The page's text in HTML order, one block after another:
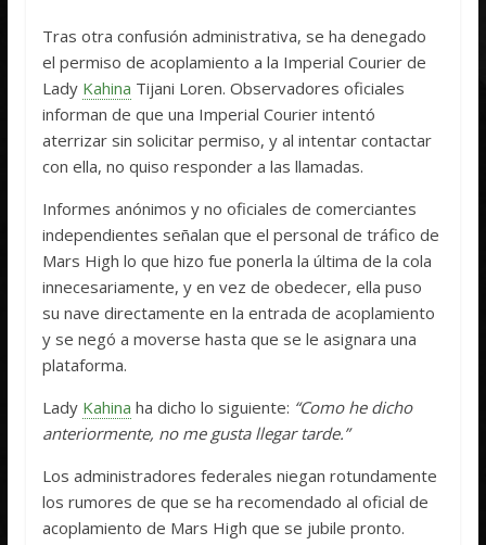
Tras otra confusión administrativa, se ha denegado
el permiso de acoplamiento a la Imperial Courier de
Lady Kahina Tijani Loren. Observadores oficiales
informan de que una Imperial Courier intentó
aterrizar sin solicitar permiso, y al intentar contactar
con ella, no quiso responder a las llamadas.
Informes anónimos y no oficiales de comerciantes
independientes señalan que el personal de tráfico de
Mars High lo que hizo fue ponerla la última de la cola
innecesariamente, y en vez de obedecer, ella puso
su nave directamente en la entrada de acoplamiento
y se negó a moverse hasta que se le asignara una
plataforma.
Lady Kahina ha dicho lo siguiente: “Como he dicho
anteriormente, no me gusta llegar tarde.”
Los administradores federales niegan rotundamente
los rumores de que se ha recomendado al oficial de
acoplamiento de Mars High que se jubile pronto.